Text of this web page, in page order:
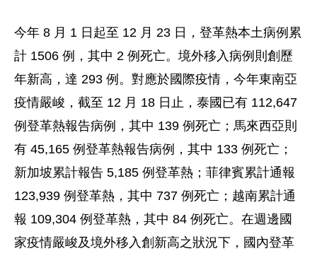
今年 8 月 1 日起至 12 月 23 日，登革熱本土病例累
計 1506 例，其中 2 例死亡。境外移入病例則創歷
年新高，達 293 例。對應於國際疫情，今年東南亞
疫情嚴峻，截至 12 月 18 日止，泰國已有 112,647
例登革熱報告病例，其中 139 例死亡；馬來西亞則
有 45,165 例登革熱報告病例，其中 133 例死亡；
新加坡累計報告 5,185 例登革熱；菲律賓累計通報
123,939 例登革熱，其中 737 例死亡；越南累計通
報 109,304 例登革熱，其中 84 例死亡。在週邊國
家疫情嚴峻及境外移入創新高之狀況下，國內登革